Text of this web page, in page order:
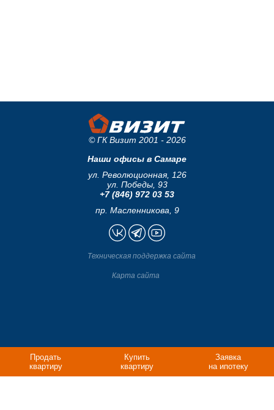
Продать
квартиру
Купить
квартиру
Заявка
на ипотеку
© ГК Визит 2001 - 2026
Наши офисы в Самаре
ул. Революционная, 126
ул. Победы, 93
+7 (846) 972 03 53
пр. Масленникова, 9
Техническая поддержка сайта
Карта сайта